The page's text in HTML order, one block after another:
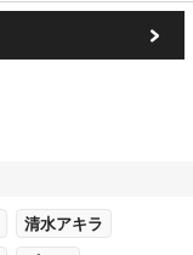
清水アキラ